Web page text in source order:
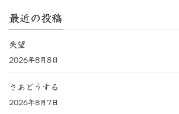
最近の投稿
失望
2026年8月8日
さあどうする
2026年8月7日